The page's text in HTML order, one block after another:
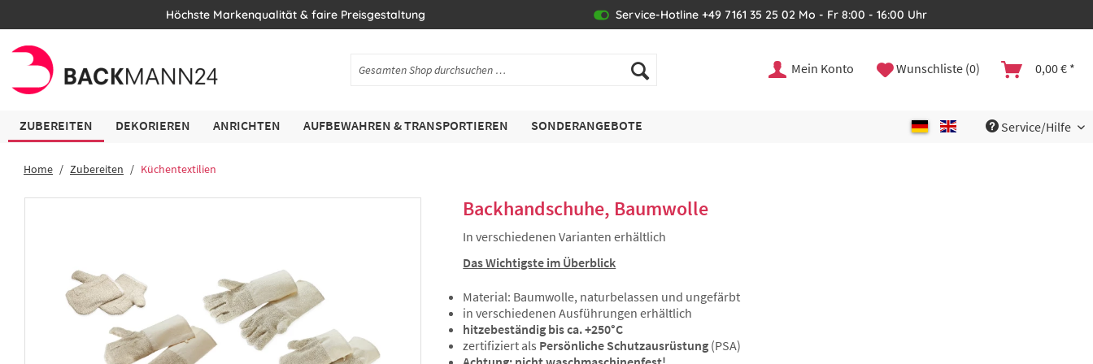
Höchste Markenqualität & faire Preisgestaltung Service-Hotline +49 7161 35 25 02 Mo - Fr 8:00 - 16:00 Uhr
Mein Konto Wunschliste (0) 0,00 € *
ZUBEREITEN DEKORIEREN ANRICHTEN AUFBEWAHREN & TRANSPORTIEREN SONDERANGEBOTE Service/Hilfe
Home Zubereiten Küchentextilien
Backhandschuhe, Baumwolle
In verschiedenen Varianten erhältlich
Das Wichtigste im Überblick
Material: Baumwolle, naturbelassen und ungefärbt
in verschiedenen Ausführungen erhältlich
hitzebeständig bis ca. +250°C
zertifiziert als Persönliche Schutzausrüstung (PSA)